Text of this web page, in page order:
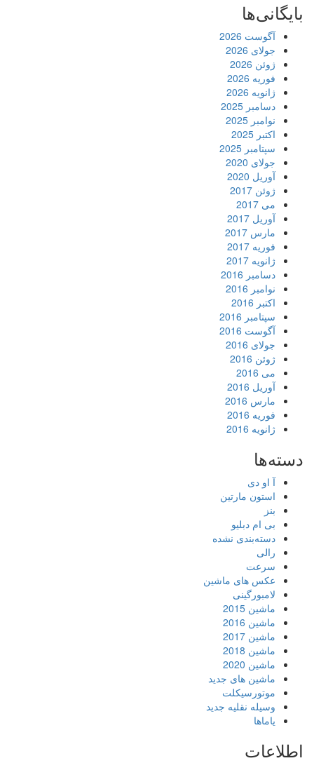
بایگانی‌ها
آگوست 2026
جولای 2026
ژوئن 2026
فوریه 2026
ژانویه 2026
دسامبر 2025
نوامبر 2025
اکتبر 2025
سپتامبر 2025
جولای 2020
آوریل 2020
ژوئن 2017
می 2017
آوریل 2017
مارس 2017
فوریه 2017
ژانویه 2017
دسامبر 2016
نوامبر 2016
اکتبر 2016
سپتامبر 2016
آگوست 2016
جولای 2016
ژوئن 2016
می 2016
آوریل 2016
مارس 2016
فوریه 2016
ژانویه 2016
دسته‌ها
آ او دی
استون مارتین
بنز
بی ام دبلیو
دسته‌بندی نشده
رالی
سرعت
عکس های ماشین
لامبورگینی
ماشین 2015
ماشین 2016
ماشین 2017
ماشین 2018
ماشین 2020
ماشین های جدید
موتورسیکلت
وسیله نقلیه جدید
یاماها
اطلاعات